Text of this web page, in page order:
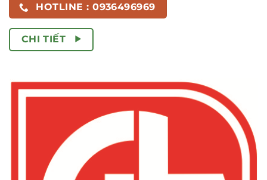
HOTLINE : 0936496969
CHI TIẾT